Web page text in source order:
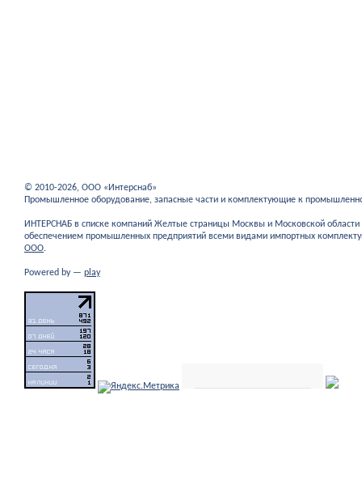
© 2010-2026, ООО «Интерснаб»
Промышленное оборудование, запасные части и комплектующие к
ИНТЕРСНАБ в списке компаний Желтые страницы Москвы и Московской
обеспечением промышленных предприятий всеми видами импортных
ООО.
Powered by — play